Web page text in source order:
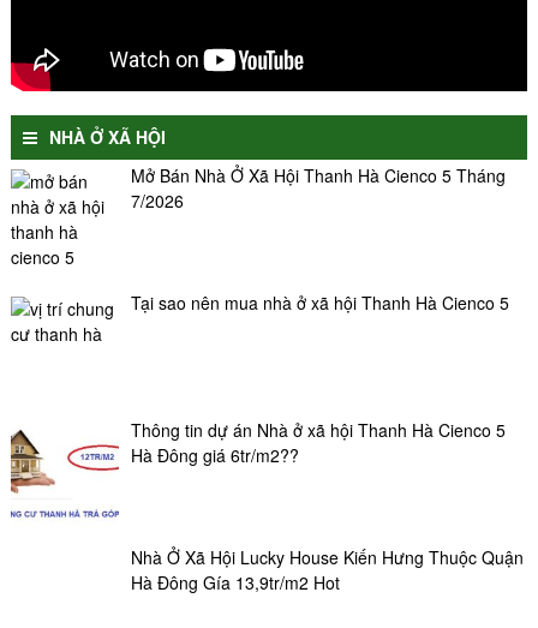
NHÀ Ở XÃ HỘI
Mở Bán Nhà Ở Xã Hội Thanh Hà Cienco 5 Tháng
7/2026
Tại sao nên mua nhà ở xã hội Thanh Hà Cienco 5
Thông tin dự án Nhà ở xã hội Thanh Hà Cienco 5
Hà Đông giá 6tr/m2??
Nhà Ở Xã Hội Lucky House Kiến Hưng Thuộc Quận
Hà Đông Gía 13,9tr/m2 Hot